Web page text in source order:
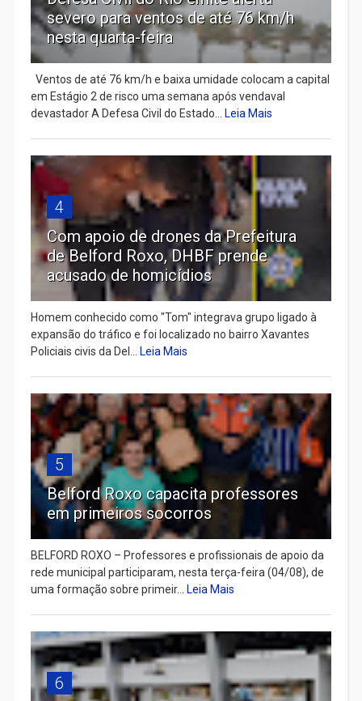
severo para ventos de até 76 km/h
nesta quarta-feira
Ventos de até 76 km/h e baixa umidade colocam a capital
em Estágio 2 de risco uma semana após vendaval
devastador A Defesa Civil do Estado... Leia Mais
4
Com apoio de drones da Prefeitura
de Belford Roxo, DHBF prende
acusado de homicídios
Homem conhecido como "Tom" integrava grupo ligado à
expansão do tráfico e foi localizado no bairro Xavantes
Policiais civis da Del... Leia Mais
5
Belford Roxo capacita professores
em primeiros socorros
BELFORD ROXO – Professores e profissionais de apoio da
rede municipal participaram, nesta terça-feira (04/08), de
uma formação sobre primeir... Leia Mais
6